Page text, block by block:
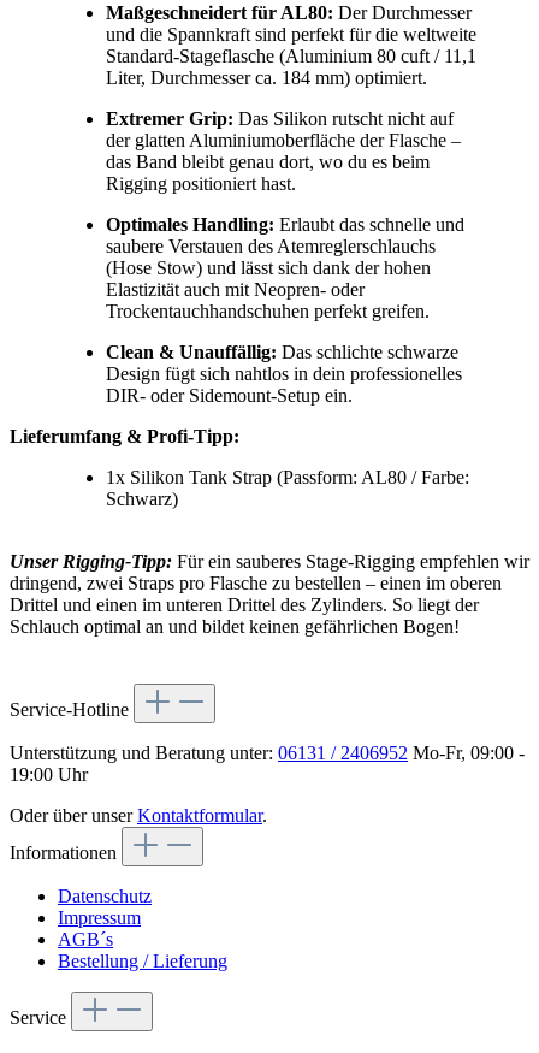
Maßgeschneidert für AL80: Der Durchmesser
und die Spannkraft sind perfekt für die weltweite
Standard-Stageflasche (Aluminium 80 cuft / 11,1
Liter, Durchmesser ca. 184 mm) optimiert.
Extremer Grip: Das Silikon rutscht nicht auf
der glatten Aluminiumoberfläche der Flasche –
das Band bleibt genau dort, wo du es beim
Rigging positioniert hast.
Optimales Handling: Erlaubt das schnelle und
saubere Verstauen des Atemreglerschlauchs
(Hose Stow) und lässt sich dank der hohen
Elastizität auch mit Neopren- oder
Trockentauchhandschuhen perfekt greifen.
Clean & Unauffällig: Das schlichte schwarze
Design fügt sich nahtlos in dein professionelles
DIR- oder Sidemount-Setup ein.
Lieferumfang & Profi-Tipp:
1x Silikon Tank Strap (Passform: AL80 / Farbe:
Schwarz)
Unser Rigging-Tipp: Für ein sauberes Stage-Rigging empfehlen wir
dringend, zwei Straps pro Flasche zu bestellen – einen im oberen
Drittel und einen im unteren Drittel des Zylinders. So liegt der
Schlauch optimal an und bildet keinen gefährlichen Bogen!
Service-Hotline
Unterstützung und Beratung unter: 06131 / 2406952 Mo-Fr, 09:00 -
19:00 Uhr
Oder über unserKontaktformular.
Informationen
Datenschutz
Impressum
AGB´s
Bestellung / Lieferung
Service